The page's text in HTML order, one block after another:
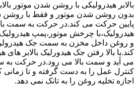
بالابر هیدرولیکی با روشن شدن موتور
بدون روشن شدن موتور و فقط با
پایین حرکت می کند.در حرکت به سمت
هیدرولیک،با چرخش موتور،پمپ
و روغن داخل مخزن به سمت جک
کند.با بالا رفتن جک هیدورلیک بالابر های
می آید و سمت بالا می رود.در حرکت به
کنترل عمل را به دست گرفته و تا زمانی
اجازه تخلیه روغن را به تانک نمی دهد.